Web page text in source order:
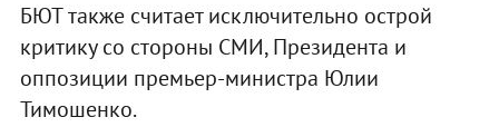
БЮТ также считает исключительно острой
критику со стороны СМИ, Президента и
оппозиции премьер-министра Юлии
Тимошенко.